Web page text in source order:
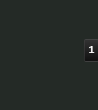
1